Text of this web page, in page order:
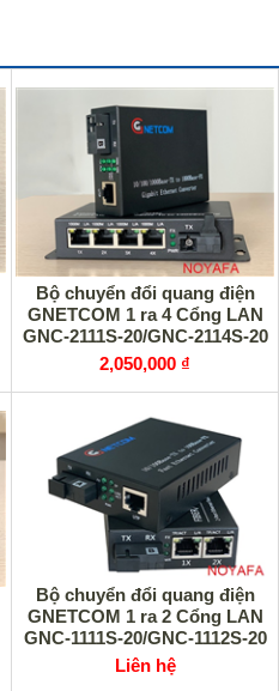
Bộ chuyển đổi quang điện
GNETCOM 1 ra 4 Cổng LAN
GNC-2111S-20/GNC-2114S-20
2,050,000 ₫
Bộ chuyển đổi quang điện
GNETCOM 1 ra 2 Cổng LAN
GNC-1111S-20/GNC-1112S-20
Liên hệ